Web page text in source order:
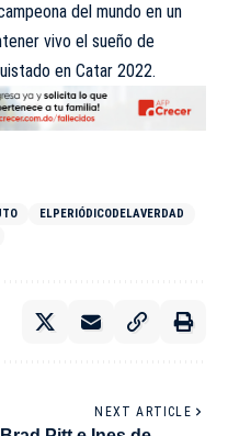
del mundo en un
vivo el sueño de
en Catar 2022.
ELPERIÓDICODELAVERDAD
NEXT ARTICLE